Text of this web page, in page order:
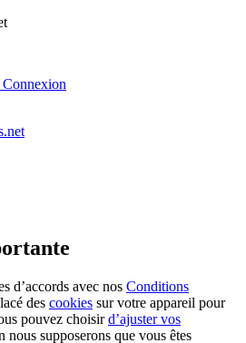
d’accords avec nos Conditions
des cookies sur votre appareil pour
pouvez choisird’ajuster vos
nous supposerons que vous êtes